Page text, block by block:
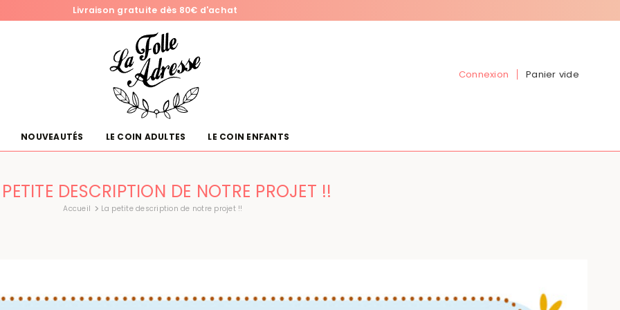
Livraison gratuite dès 80€ d'achat
Connexion Panier vide
NOUVEAUTÉS LE COIN ADULTES LE COIN ENFANTS
DESCRIPTION DE NOTRE PROJET !!
Accueil La petite description de notre projet !!